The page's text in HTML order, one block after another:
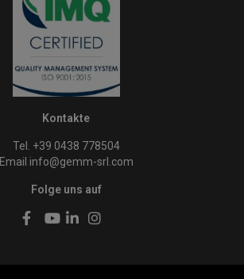
Kontakte
Tel. +39 0438 778504
Email info@gemm-srl.com
Folge uns auf